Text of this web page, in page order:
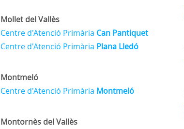
Mollet del Vallès
Centre d'Atenció Primària Can Pantiquet
Centre d'Atenció Primària Plana Lledó
Montmeló
Centre d'Atenció Primària Montmeló
Montornès del Vallès